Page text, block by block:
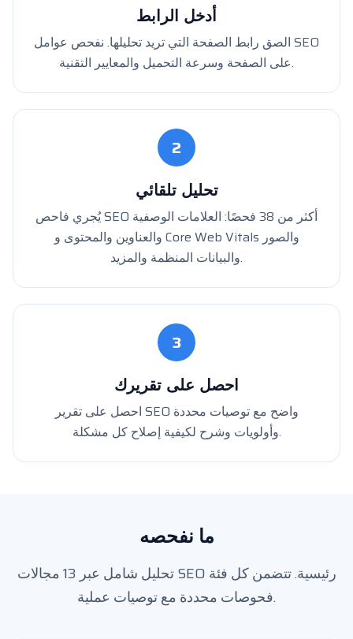
أدخل الرابط
الصق رابط الصفحة التي تريد تحليلها. نفحص عوامل SEO
على الصفحة وسرعة التحميل والمعايير التقنية.
2
تحليل تلقائي
يُجري فاحص SEO أكثر من 38 فحصًا: العلامات الوصفية
والعناوين والمحتوى و Core Web Vitals والصور
والبيانات المنظمة والمزيد.
3
احصل على تقريرك
احصل على تقرير SEO واضح مع توصيات محددة
وأولويات وشرح لكيفية إصلاح كل مشكلة.
ما نفحصه
تحليل شامل عبر 13 مجالات SEO رئيسية. تتضمن كل فئة
فحوصات محددة مع توصيات عملية.